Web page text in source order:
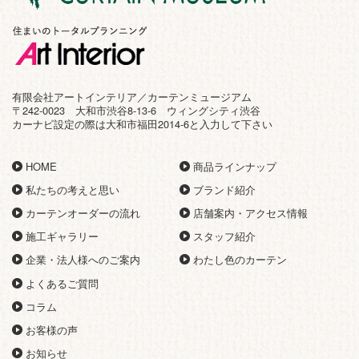
有限会社アートインテリア／カーテンミュージアム
〒242-0023 大和市渋谷8-13-6 ウィングシティ渋谷
カーナビ設定の際は大和市福田2014-6と入力して下さい
HOME
私たちの考えと思い
カーテンオーダーの流れ
施工ギャラリー
企業・法人様へのご案内
よくあるご質問
コラム
商品ラインナップ
ブランド紹介
店舗案内・アクセス情報
スタッフ紹介
わたし色のカーテン
お客様の声
お知らせ